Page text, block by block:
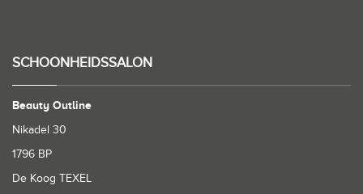
SCHOONHEIDSSALON
Beauty Outline
Nikadel 30
1796 BP
De Koog TEXEL